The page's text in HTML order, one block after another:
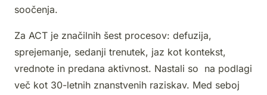
soočenja.
Za ACT je značilnih šest procesov: defuzija,
sprejemanje, sedanji trenutek, jaz kot kontekst,
vrednote in predana aktivnost. Nastali so na podlagi
več kot 30-letnih znanstvenih raziskav. Med seboj